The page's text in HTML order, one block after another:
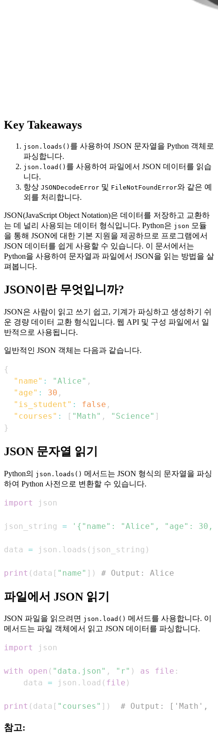
Key Takeaways
json.loads() 를 사용하여 JSON 문자열을 Python 객체로
파싱합니다.
json.load() 를 사용하여 파일에서 JSON 데이터를 읽습
니다.
항상 JSONDecodeError 및 FileNotFoundError와 같은 예
외를 처리합니다.
JSON(JavaScript Object Notation)은 데이터를 저장하고 교환하
는 데 널리 사용되는 데이터 형식입니다. Python은 json 모듈
을 통해 JSON에 대한 기본 지원을 제공하므로 프로그램에서
JSON 데이터를 쉽게 사용할 수 있습니다. 이 문서에서는
Python을 사용하여 문자열과 파일에서 JSON을 읽는 방법을 살
펴봅니다.
JSON이란 무엇입니까?
JSON은 사람이 읽고 쓰기 쉽고, 기계가 파싱하고 생성하기 쉬
운 경량 데이터 교환 형식입니다. 웹 API 및 구성 파일에서 일
반적으로 사용됩니다.
일반적인 JSON 객체는 다음과 같습니다.
{
"name" : "Alice" ,
"age" : 30 ,
"is_student" : false ,
"courses" : [ "Math" , "Science" ]
}
JSON 문자열 읽기
Python의 json.loads() 메서드는 JSON 형식의 문자열을 파싱
하여 Python 사전으로 변환할 수 있습니다.
import
json_string = '{"name": "Alice", "age":
data = json . loads ( json_string )
print ( data [ "name" ] ) # Output: Alice
파일에서 JSON 읽기
JSON 파일을 읽으려면 json.load() 메서드를 사용합니다. 이
메서드는 파일 객체에서 읽고 JSON 데이터를 파싱합니다.
import
with open ( "data.json" , "r" ) as file :
    data
= json . load ( file )
print ( data [ "courses" ] ) # Output: ['Math',
참고: